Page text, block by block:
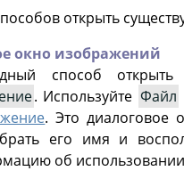
открыть
окно изображений
способ
. Используйте Файл
. Это диалоговое
его имя и
об